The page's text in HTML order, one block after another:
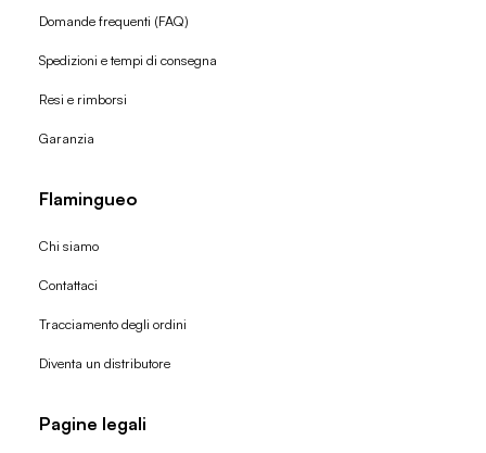
Domande frequenti (FAQ)
Spedizioni e tempi di consegna
Resi e rimborsi
Garanzia
Flamingueo
Chi siamo
Contattaci
Tracciamento degli ordini
Diventa un distributore
Pagine legali